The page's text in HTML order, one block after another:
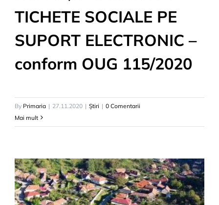
TICHETE SOCIALE PE
SUPORT ELECTRONIC –
conform OUG 115/2020
By Primaria | 27.11.2020 | Știri | 0 Comentarii
Mai mult